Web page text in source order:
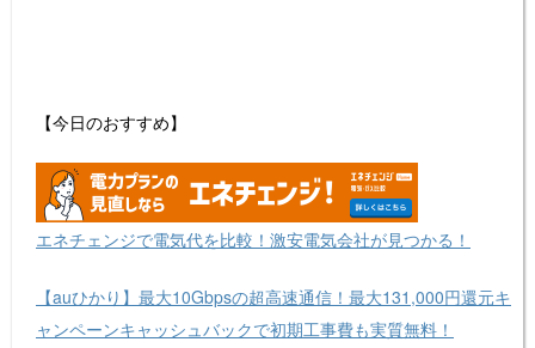
【今日のおすすめ】
エネチェンジで電気代を比較！激安電気会社が見つかる！
【auひかり】最大10Gbpsの超高速通信！最大131,000円還元キ
ャンペーンキャッシュバックで初期工事費も実質無料！